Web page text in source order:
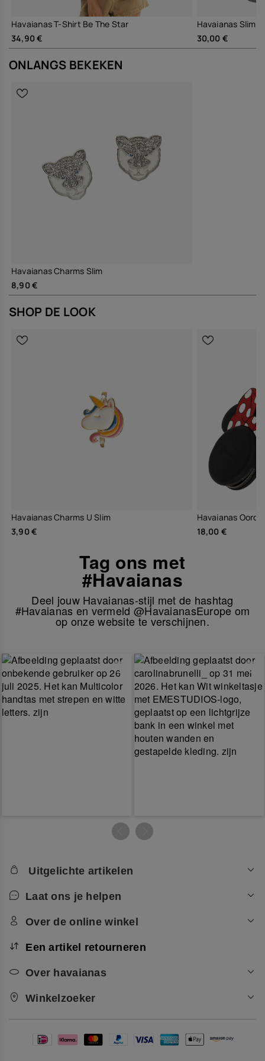
Havaianas T-Shirt Be The Star
34,90 €
Havaianas Slim
30,00 €
ONLANGS BEKEKEN
Havaianas Charms Slim
8,90 €
SHOP DE LOOK
Havaianas Charms U Slim
3,90 €
Havaianas
18,00 €
Tag ons met
#Havaianas
Deel jouw Havaianas-stijl met de hashtag
#Havaianas en vermeld @HavaianasEurope om
op onze website te verschijnen.
Uitgelichte artikelen
Laat ons je helpen
Over de online winkel
Een artikel retourneren
Over havaianas
Winkelzoeker